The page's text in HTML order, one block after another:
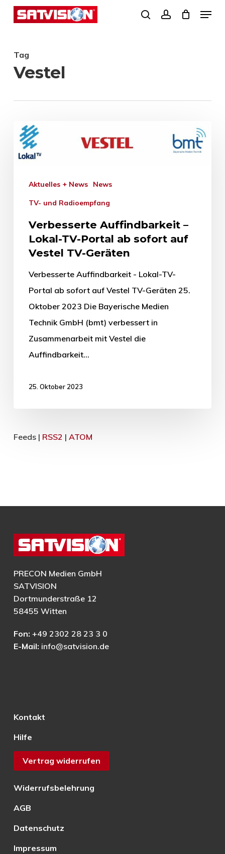
Skip
content
search
Menu
Tag
Vestel
Aktuelles + News News
TV- und Radioempfang
Verbesserte Auffindbarkeit –
Lokal-TV-Portal ab sofort auf
Vestel TV-Geräten
Verbesserte Auffindbarkeit - Lokal-TV-
Portal ab sofort auf Vestel TV-Geräten 25.
Oktober 2023 Die Bayerische Medien
Technik GmbH (bmt) verbessert in
Zusammenarbeit mit Vestel die
Auffindbarkeit…
25. Oktober 2023
Feeds | RSS2 | ATOM
PRECON Medien GmbH
SATVISION
Dortmunderstraße 12
58455 Witten
Fon: +49 2302 28 23 3 0
E-Mail: info@satvision.de
Kontakt
Hilfe
Vertrag widerrufen
Widerrufsbelehrung
AGB
Datenschutz
Impressum